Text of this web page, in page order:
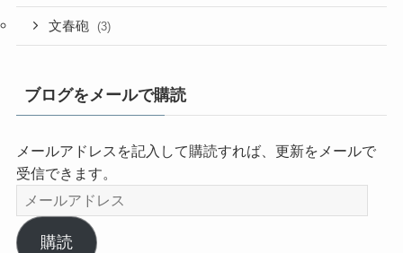
文春砲 (3)
ブログをメールで購読
メールアドレスを記入して購読すれば、更新をメールで
受信できます。
メ
ー
ル
購読